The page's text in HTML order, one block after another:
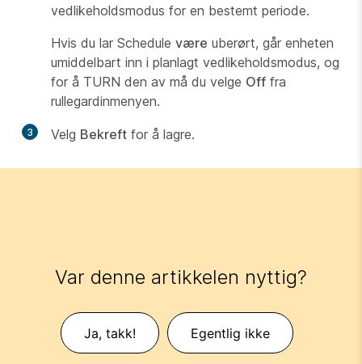
vedlikeholdsmodus for en bestemt periode.
Hvis du lar Schedule være uberørt, går enheten
umiddelbart inn i planlagt vedlikeholdsmodus, og
for å TURN den av må du velge Off fra
rullegardinmenyen.
3 Velg Bekreft for å lagre.
Var denne artikkelen nyttig?
Ja, takk! Egentlig ikke